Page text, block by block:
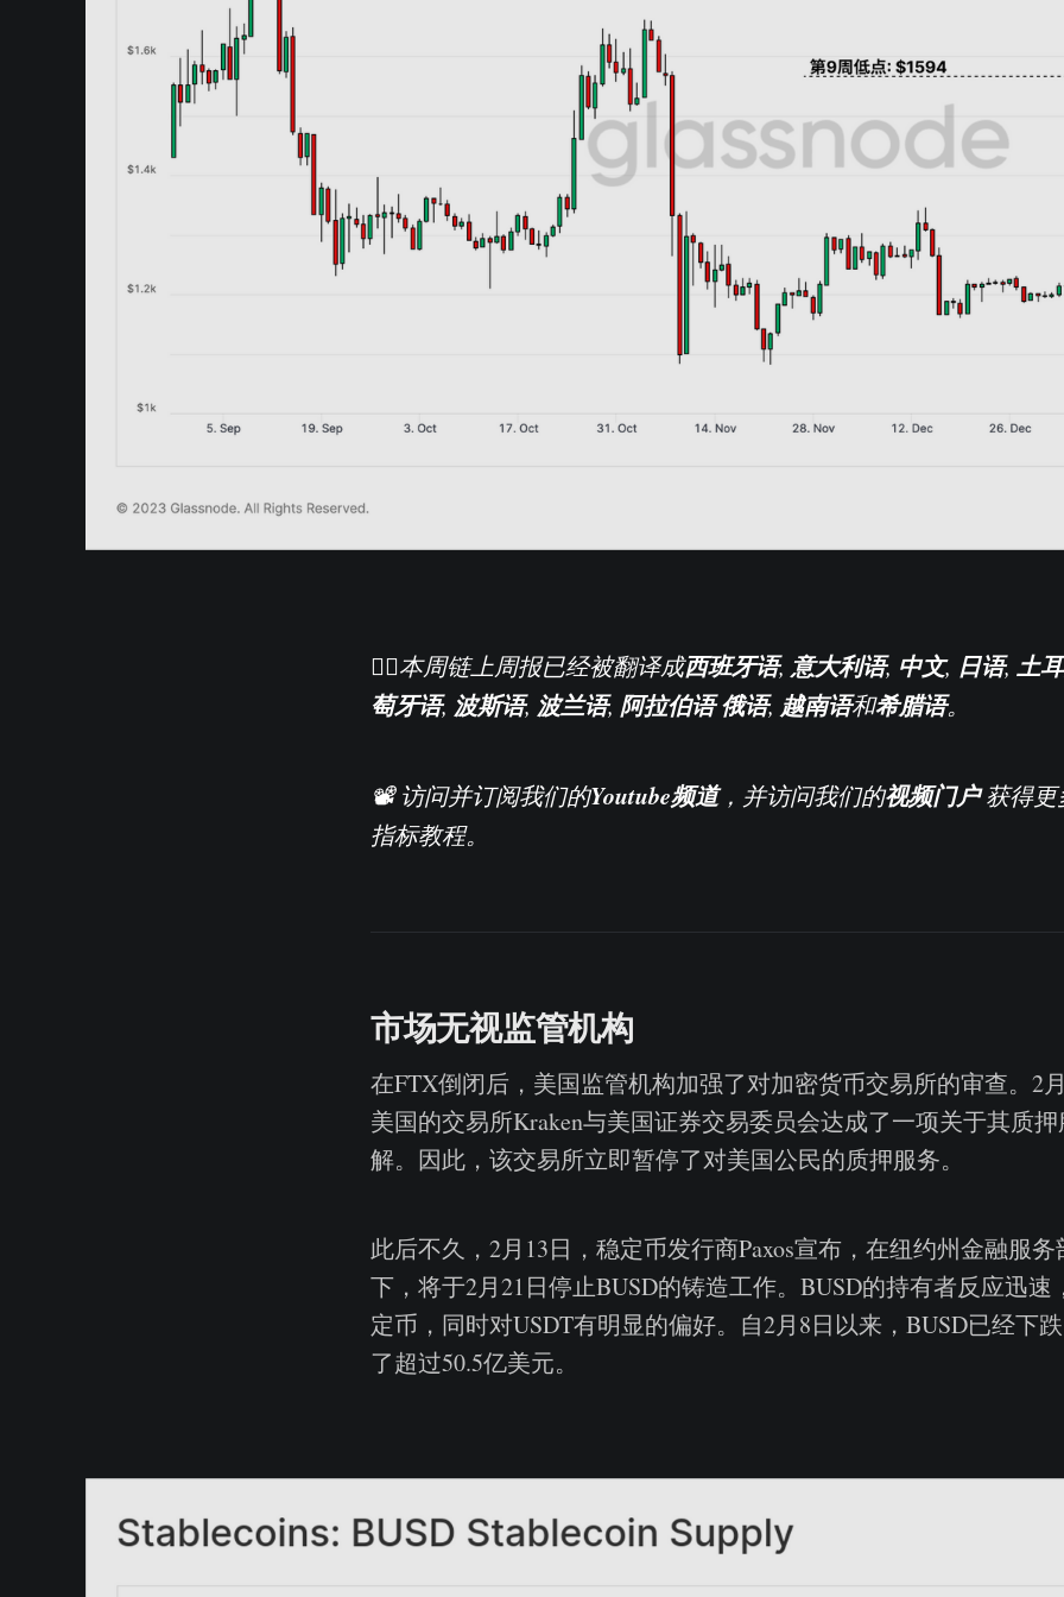
️🏴‍☠️本周链上周报已经被翻译成西班牙语, 意大利语, 中文, 日语, 土
萄牙语, 波斯语, 波兰语, 阿拉伯语 俄语, 越南语和希腊语。
📽️ 访问并订阅我们的Youtube频道，并访问我们的视频门户获得更
指标教程。
市场无视监管机构
在FTX倒闭后，美国监管机构加强了对加密货币交易所的审查。2
美国的交易所Kraken与美国证券交易委员会达成了一项关于其质
解。因此，该交易所立即暂停了对美国公民的质押服务。
此后不久，2月13日，稳定币发行商Paxos宣布，在纽约州金融服
下，将于2月21日停止BUSD的铸造工作。BUSD的持有者反应迅速
定币，同时对USDT有明显的偏好。自2月8日以来，BUSD已经下
了超过50.5亿美元。